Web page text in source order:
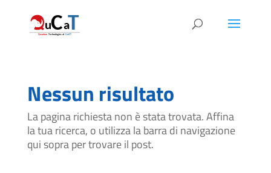
Nessun risultato
La pagina richiesta non è stata trovata. Affina
la tua ricerca, o utilizza la barra di navigazione
qui sopra per trovare il post.